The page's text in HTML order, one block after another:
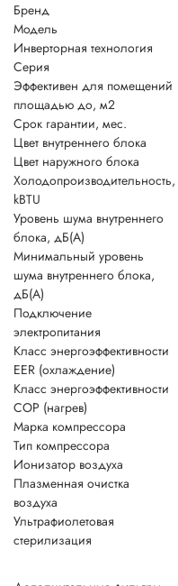
Бренд
Модель
Инверторная технология
Серия
Эффективен для помещений
площадью до, м2
Срок гарантии, мес.
Цвет внутреннего блока
Цвет наружного блока
Холодопроизводительность,
kBTU
Уровень шума внутреннего
блока, дБ(А)
Минимальный уровень
шума внутреннего блока,
дБ(А)
Подключение
электропитания
Класс энергоэффективности
EER (охлаждение)
Класс энергоэффективности
COP (нагрев)
Марка компрессора
Тип компрессора
Ионизатор воздуха
Плазменная очистка
воздуха
Ультрафиолетовая
стерилизация